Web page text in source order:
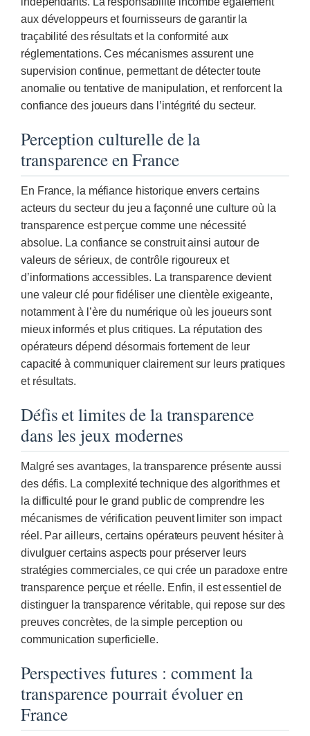
aux développeurs et fournisseurs de garantir la
traçabilité des résultats et la conformité aux
réglementations. Ces mécanismes assurent une
supervision continue, permettant de détecter toute
anomalie ou tentative de manipulation, et renforcent la
confiance des joueurs dans l’intégrité du secteur.
Perception culturelle de la
transparence en France
En France, la méfiance historique envers certains
acteurs du secteur du jeu a façonné une culture où la
transparence est perçue comme une nécessité
absolue. La confiance se construit ainsi autour de
valeurs de sérieux, de contrôle rigoureux et
d’informations accessibles. La transparence devient
une valeur clé pour fidéliser une clientèle exigeante,
notamment à l’ère du numérique où les joueurs sont
mieux informés et plus critiques. La réputation des
opérateurs dépend désormais fortement de leur
capacité à communiquer clairement sur leurs pratiques
et résultats.
Défis et limites de la transparence
dans les jeux modernes
Malgré ses avantages, la transparence présente aussi
des défis. La complexité technique des algorithmes et
la difficulté pour le grand public de comprendre les
mécanismes de vérification peuvent limiter son impact
réel. Par ailleurs, certains opérateurs peuvent hésiter à
divulguer certains aspects pour préserver leurs
stratégies commerciales, ce qui crée un paradoxe entre
transparence perçue et réelle. Enfin, il est essentiel de
distinguer la transparence véritable, qui repose sur des
preuves concrètes, de la simple perception ou
communication superficielle.
Perspectives futures : comment la
transparence pourrait évoluer en
France